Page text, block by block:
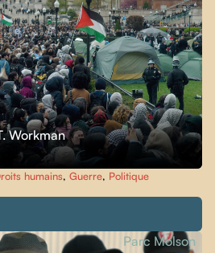
Workman
humains, Guerre, Politique
Parc Molson